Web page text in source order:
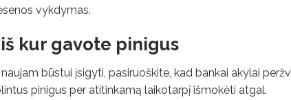
vykdymas.
kur gavote pinigus
būstui įsigyti, pasiruoškite, kad bankai akylai
pinigus per atitinkamą laikotarpį išmokėti atgal.